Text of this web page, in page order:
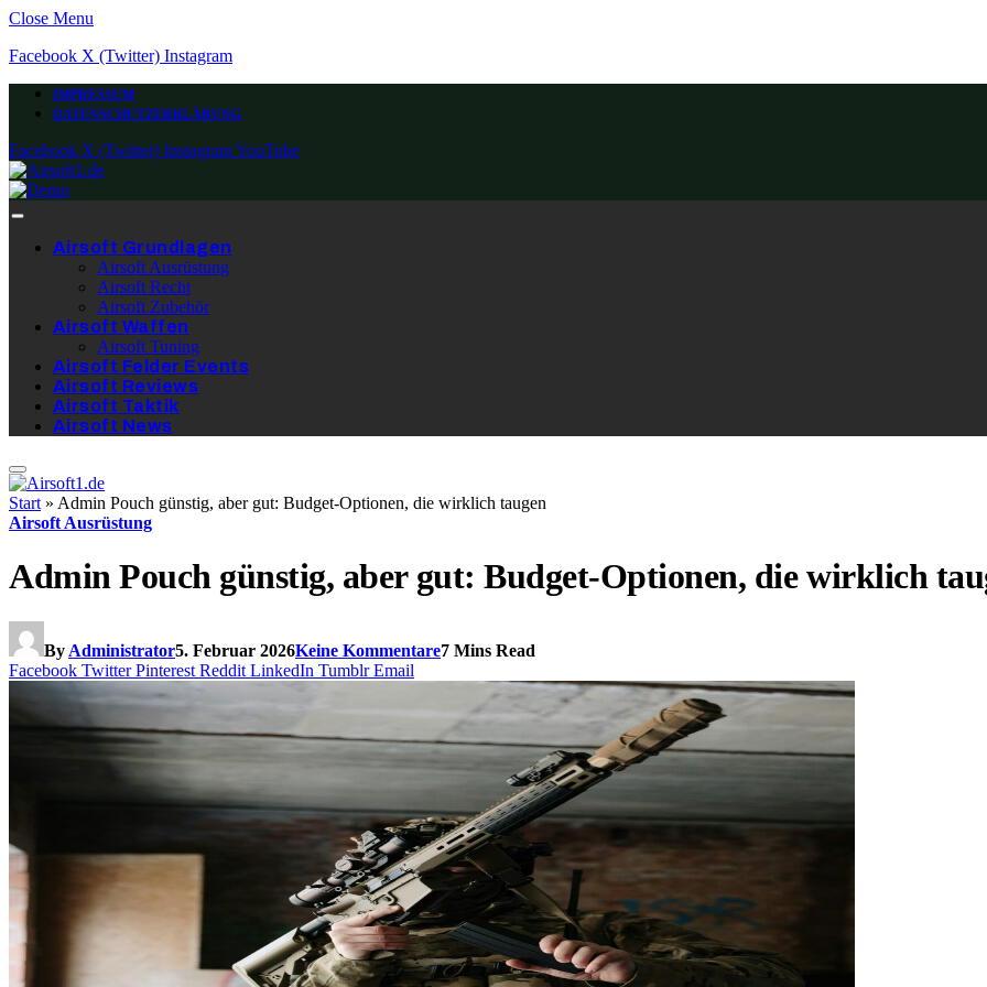
Close Menu
Facebook X (Twitter) Instagram
IMPRESSUM
DATENSCHUTZERKLÄRUNG
Facebook X (Twitter) InstagramYouTube
Airsoft Grundlagen
Airsoft Ausrüstung
Airsoft Recht
Airsoft Zubehör
Airsoft Waffen
Airsoft Tuning
Airsoft Felder Events
Airsoft Reviews
Airsoft Taktik
Airsoft News
Start » Admin Pouch günstig, aber gut: Budget-Optionen, die wirklich taugen
Airsoft Ausrüstung
Admin Pouch günstig, aber gut: Budget-Optionen, die wirklich
By Administrator5. Februar 2026Keine Kommentare7 Mins Read
Facebook Twitter Pinterest Reddit LinkedIn Tumblr Email